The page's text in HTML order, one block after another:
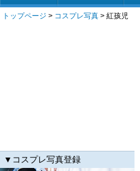
トップページ > コスプレ写真 > 紅孩児
▼コスプレ写真登録